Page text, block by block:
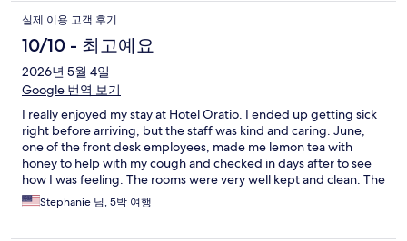
실제 이용 고객 후기
10/10 - 최고예요
2026년 5월 4일
Google 번역 보기
I really enjoyed my stay at Hotel Oratio. I ended up getting sick
right before arriving, but the staff was kind and caring. June,
one of the front desk employees, made me lemon tea with
honey to help with my cough and checked in days after to see
how I was feeling. The rooms were very well kept and clean. The
location of the hotel is superb with great food at walking
distance. I would highly recommend Hotel Oratio to my loved
Stephanie 님, 5박 여행